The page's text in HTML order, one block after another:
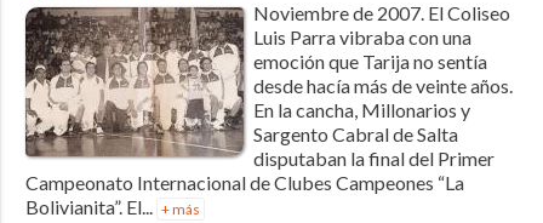
Noviembre de 2007. El Coliseo
Luis Parra vibraba con una
emoción que Tarija no sentía
desde hacía más de veinte años.
En la cancha, Millonarios y
Sargento Cabral de Salta
disputaban la final del Primer
Campeonato Internacional de Clubes Campeones “La
Bolivianita”. El... + más